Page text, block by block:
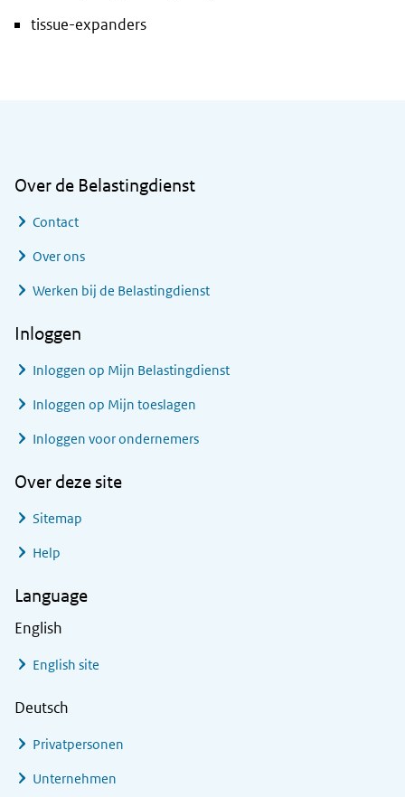
tissue-expanders
Over de Belastingdienst
Contact
Over ons
Werken bij de Belastingdienst
Inloggen
Inloggen op Mijn Belastingdienst
Inloggen op Mijn toeslagen
Inloggen voor ondernemers
Over deze site
Sitemap
Help
Language
English
English site
Deutsch
Privatpersonen
Unternehmen